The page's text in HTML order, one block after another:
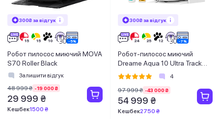
300₴ за відгук
Робот пилосос миючий MOVA
S70 Roller Black
Залишити відгук
48 999 ₴ -19 000 ₴
29 999 ₴
Кешбек1500 ₴
300₴ за відгук
Робот-пилосос миючий
Dreame Aqua 10 Ultra Track
Complete White
4
97 999 ₴ -43 000 ₴
54 999 ₴
Кешбек2750 ₴